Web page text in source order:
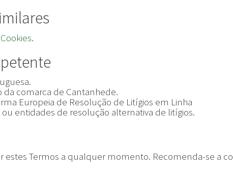
.
comarca de Cantanhede.
Europeia de Resolução de Litígios em Linha
entidades de resolução alternativa de litígios.
estes Termos a qualquer momento. Recomenda-se a